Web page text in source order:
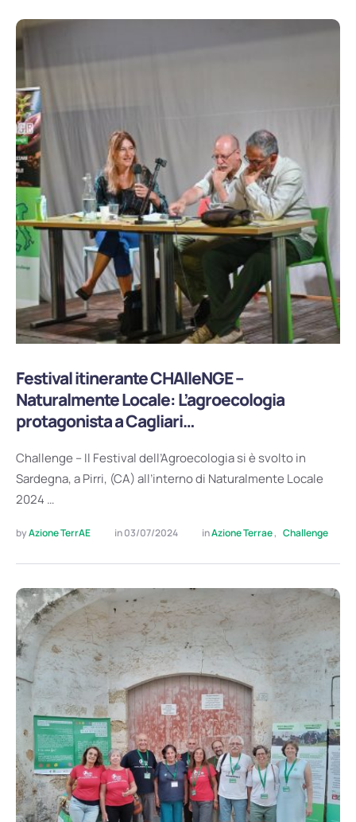
Festival itinerante CHAlleNGE –
Naturalmente Locale: L’agroecologia
protagonista a Cagliari…
Challenge – Il Festival dell’Agroecologia si è svolto in
Sardegna, a Pirri, (CA) all’interno di Naturalmente Locale
2024 …
by Azione TerrAE in 03/07/2024 in Azione Terrae, Challenge